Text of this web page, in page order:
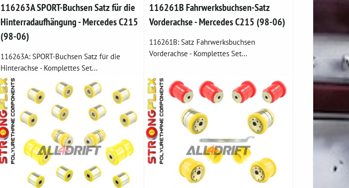
116263A SPORT-Buchsen Satz für die
Hinterradaufhängung - Mercedes C215
(98-06)
116263A: SPORT-Buchsen Satz für die
Hinterachse - Komplettes Set...
116261B Fahrwerksbuchsen-Satz
Vorderachse - Mercedes C215 (98-06)
116261B: Satz Fahrwerksbuchsen
Vorderachse - Komplettes Set...